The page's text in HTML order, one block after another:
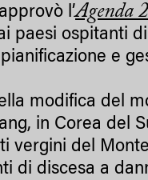
l’Agenda
paesi ospitanti
e
modifica del
in Corea del
vergini del
di discesa a